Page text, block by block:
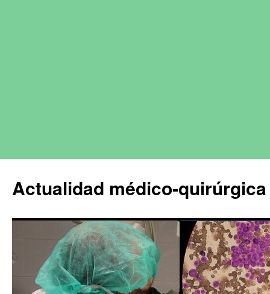
Actualidad médico-